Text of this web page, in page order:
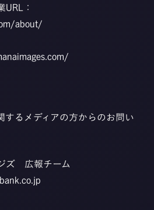
URL：
about/
するメディアの方からのお問い
ズ 広報チーム